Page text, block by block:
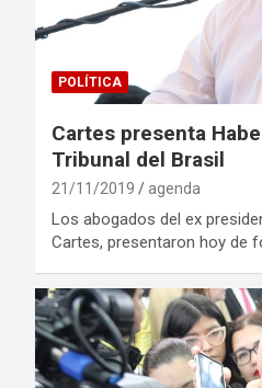
POLÍTICA
Cartes presenta
Tribunal del Brasil
21/11/2019 agenda
Los abogados del ex
Cartes, presentaron hoy de